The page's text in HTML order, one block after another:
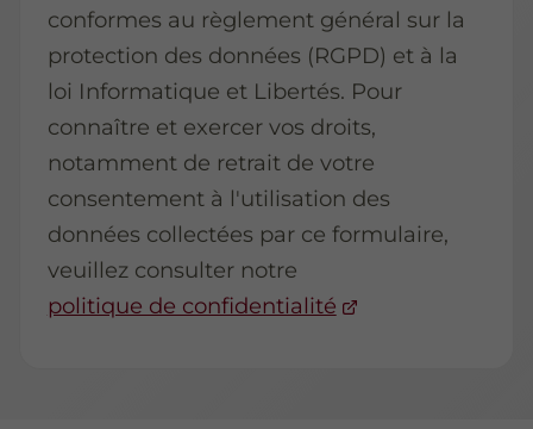
conformes au règlement général sur la
protection des données (RGPD) et à la
loi Informatique et Libertés. Pour
connaître et exercer vos droits,
notamment de retrait de votre
consentement à l'utilisation des
données collectées par ce formulaire,
veuillez consulter notre
politique de confidentialité